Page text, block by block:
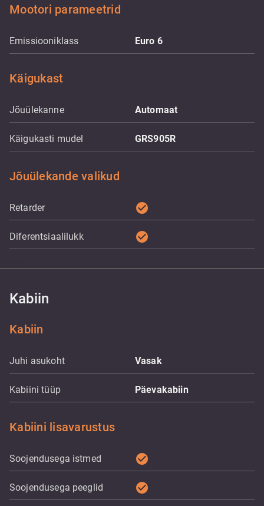
Mootori parameetrid
Emissiooniklass Euro 6
Käigukast
Jõuülekanne Automaat
Käigukasti mudel GRS905R
Jõuülekande valikud
Retarder check_circle
Diferentsiaalilukk check_circle
Kabiin
Kabiin
Juhi asukoht Vasak
Kabiini tüüp Päevakabiin
Kabiini lisavarustus
Soojendusega istmed check_circle
Soojendusega peeglid check_circle